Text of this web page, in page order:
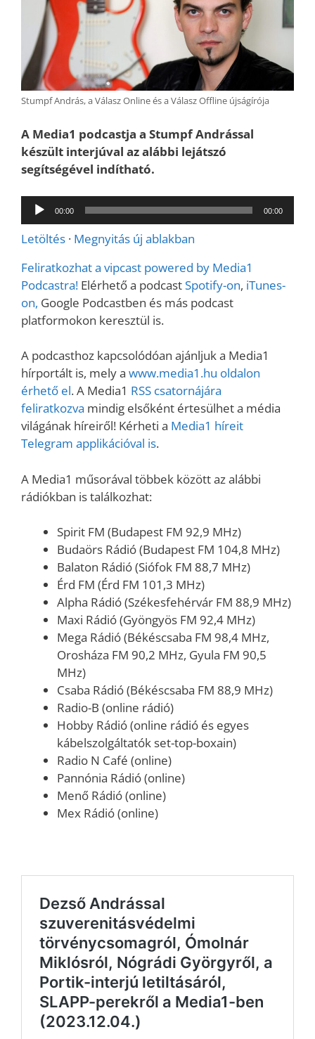
Stumpf András, a Válasz Online és a Válasz Offline újságírója
A Media1 podcastja a Stumpf Andrással
készült interjúval az alábbi lejátszó
segítségével indítható.
Audió
lejátszó
00:00 00:00
Letöltés · Megnyitás új ablakban
Feliratkozhat a vipcast powered by Media1
Podcastra! Elérhető a podcastSpotify-on, iTunes-
on, Google Podcastben és más podcast
platformokon keresztül is.
A podcasthoz kapcsolódóan ajánljuk a Media1
hírportált is, mely a www.media1.hu oldalon
érhető el. A Media1 RSS csatornájára
feliratkozva mindig elsőként értesülhet a média
világának híreiről! Kérheti a Media1 híreit
Telegram applikációval is.
A Media1 műsorával többek között az alábbi
rádiókban is találkozhat:
Spirit FM (Budapest FM 92,9 MHz)
Budaörs Rádió (Budapest FM 104,8 MHz)
Balaton Rádió (Siófok FM 88,7 MHz)
Érd FM (Érd FM 101,3 MHz)
Alpha Rádió (Székesfehérvár FM 88,9 MHz)
Maxi Rádió (Gyöngyös FM 92,4 MHz)
Mega Rádió (Békéscsaba FM 98,4 MHz,
Orosháza FM 90,2 MHz, Gyula FM 90,5
MHz)
Csaba Rádió (Békéscsaba FM 88,9 MHz)
Radio-B (online rádió)
Hobby Rádió (online rádió és egyes
kábelszolgáltatók set-top-boxain)
Radio N Café (online)
Pannónia Rádió (online)
Menő Rádió (online)
Mex Rádió (online)